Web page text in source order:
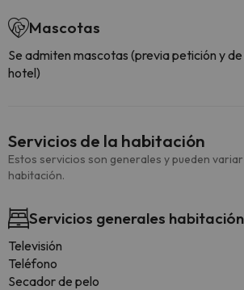
Mascotas
Se admiten mascotas (previa petición y
hotel)
Servicios de la habitación
Estos servicios son generales y pueden
habitación.
Servicios generales habitación
Televisión
Teléfono
Secador de pelo